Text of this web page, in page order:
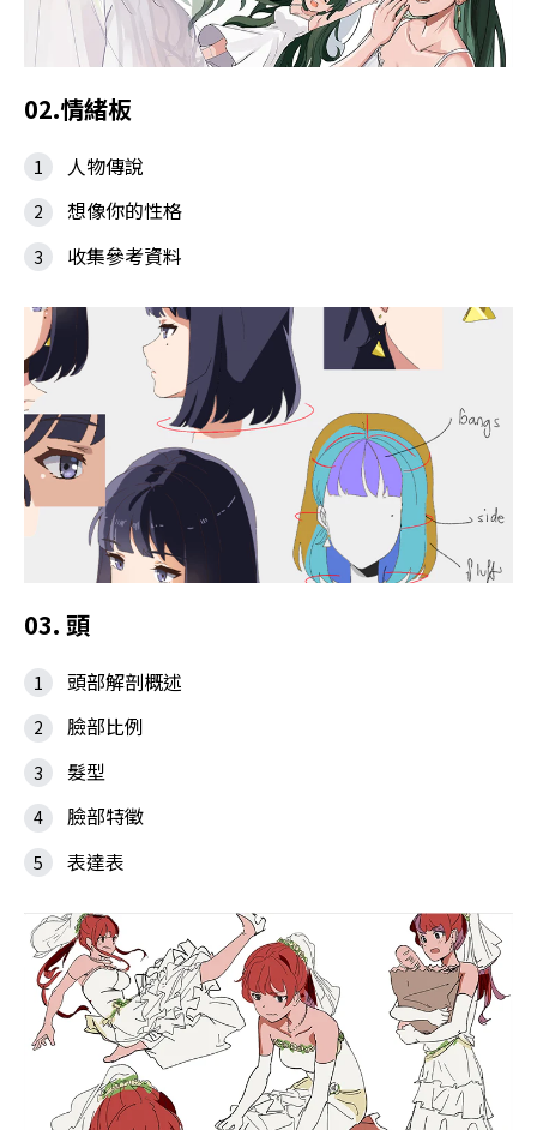
02.情緒板
人物傳說
想像你的性格
收集參考資料
03. 頭
頭部解剖概述
臉部比例
髮型
臉部特徵
表達表